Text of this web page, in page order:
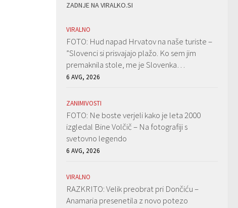
ZADNJE NA VIRALKO.SI
VIRALNO
FOTO: Hud napad Hrvatov na naše turiste –
”Slovenci si prisvajajo plažo. Ko sem jim
premaknila stole, me je Slovenka…
6 AVG, 2026
ZANIMIVOSTI
FOTO: Ne boste verjeli kako je leta 2000
izgledal Bine Volčič – Na fotografiji s
svetovno legendo
6 AVG, 2026
VIRALNO
RAZKRITO: Velik preobrat pri Dončiću –
Anamaria presenetila z novo potezo